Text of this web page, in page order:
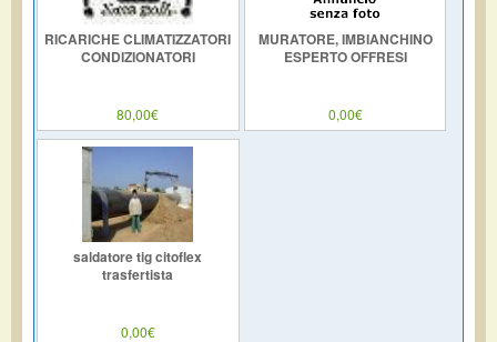
RICARICHE CLIMATIZZATORI
CONDIZIONATORI
80,00€
MURATORE, IMBIANCHINO
ESPERTO OFFRESI
0,00€
saldatore tig citoflex
trasfertista
0,00€